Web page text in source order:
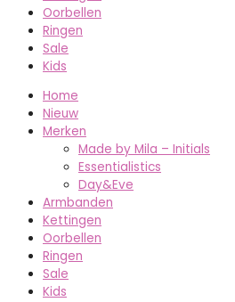
Oorbellen
Ringen
Sale
Kids
Home
Nieuw
Merken
Made by Mila – Initials
Essentialistics
Day&Eve
Armbanden
Kettingen
Oorbellen
Ringen
Sale
Kids